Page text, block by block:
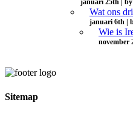
januari 25th | by
Wat ons
januari 6th |
Wie is
november
Sitemap